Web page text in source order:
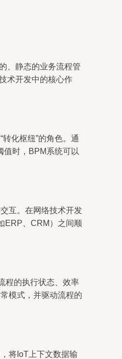
、静态的业务流程管
术开发中的核心作
化枢纽”的角色。通
值时，BPM系统可以
互。在网络技术开发
ERP、CRM）之间顺
程的执行状态、效率
模式，并驱动流程的
将IoT上下文数据输